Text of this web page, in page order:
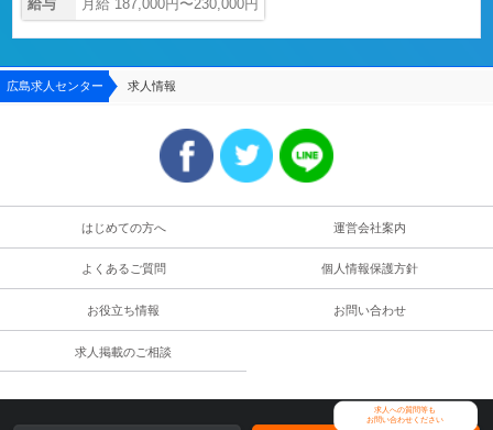
給与 月給 187,000円〜230,000円
広島求人センター 求人情報
はじめての方へ 運営会社案内
よくあるご質問 個人情報保護方針
お役立ち情報 お問い合わせ
求人掲載のご相談
求人への質問等も
お問い合わせください